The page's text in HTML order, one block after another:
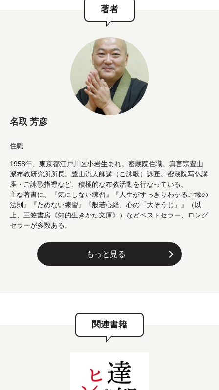
著者
名取 芳彦
住職
1958年、東京都江戸川区小岩生まれ。密蔵院住職。真言宗豊山
派布教研究所所長。豊山流大師講（ご詠歌）詠匠。密蔵院写仏講
座・ご詠歌指導など、積極的な布教活動を行なっている。
主な著書に、『気にしない練習』『人生がすっきりわかるご縁の
法則』『ためない練習』『般若心経、心の「大そうじ」』（以
上、三笠書房《知的生きかた文庫》）などベストセラー、ロング
セラーが多数ある。
もっと見る
関連書籍